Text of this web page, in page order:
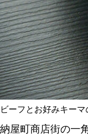
チ
ビーフとお好みキー
納屋町商店街の一